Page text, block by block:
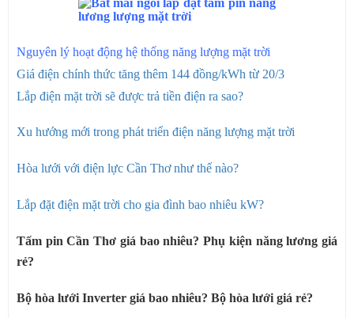
Nguyên lý hoạt động hệ thống năng lượng mặt trời
Giá điện chính thức tăng thêm 144 đồng/kWh từ 20/3
Lắp điện mặt trời sẽ được trả tiền điện ra sao?
Xu hướng mới trong phát triển điện năng lượng mặt trời
Hòa lưới với điện lực Cần Thơ như thế nào?
Lắp đặt điện mặt trời cho gia đình bao nhiêu kW?
Tấm pin Cần Thơ giá bao nhiêu? Phụ kiện năng lương giá
rẻ?
Bộ hòa lưới Inverter giá bao nhiêu? Bộ hòa lưới giá rẻ?